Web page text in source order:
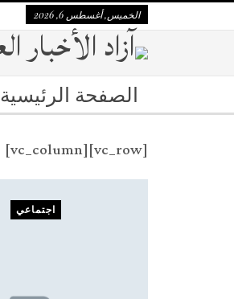
الخميس, أغسطس 6, 2026
الصفحة الرئيسية
[vc_row][vc_column]
اجتماعي